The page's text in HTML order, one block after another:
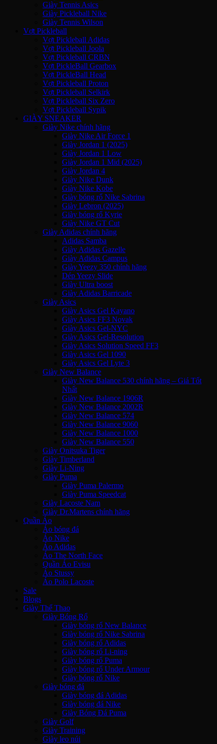
Giày Tennis Asics
Giày Pickleball Nike
Giày Tennis Wilson
Vợt Pickleball
Vợt Pickleball Adidas
Vợt Pickleball Joola
Vợt Pickleball CRBN
Vợt PickleBall Gearbox
Vợt PickleBall Head
Vợt Pickleball Proton
Vợt Pickleball Selkirk
Vợt Pickleball Six Zero
Vợt Pickleball Sypik
GIÀY SNEAKER
Giày Nike chính hãng
Giày Nike Air Force 1
Giày Jordan 1 (2025)
Giày Jordan 1 Low
Giày Jordan 1 Mid (2025)
Giày Jordan 4
Giày Nike Dunk
Giày Nike Kobe
Giày bóng rổ Nike Sabrina
Giày Lebron (2025)
Giày bóng rổ Kyrie
Giày Nike GT Cut
Giày Adidas chính hãng
Adidas Samba
Giày Adidas Gazelle
Giày Adidas Campus
Giày Yeezy 350 chính hãng
Dép Yeezy Slide
Giày Ultra boost
Giày Adidas Barricade
Giày Asics
Giày Asics Gel Kayano
Giày Asics FF3 Novak
Giày Asics Gel-NYC
Giày Asics Gel-Resolution
Giày Asics Solution Speed FF3
Giày Asics Gel 1090
Giày Asics Gel Lyte 3
Giày New Balance
Giày New Balance 530 chính hãng – Giá Tốt
Nhất
Giày New Balance 1906R
Giày New Balance 2002R
Giày New Balance 574
Giày New Balance 9060
Giày New Balance 1000
Giày New Balance 550
Giày Onitsuka Tiger
Giày Timberland
Giày Li-Ning
Giày Puma
Giày Puma Palermo
Giày Puma Speedcat
Giày Lacoste Nam
Giày Dr.Martens chính hãng
Quần Áo
Áo bóng đá
Áo Nike
Áo Adidas
Áo The North Face
Quần Áo Evisu
Áo Stussy
Áo Polo Lacoste
Sale
Blogs
Giày Thể Thao
Giày Bóng Rổ
Giày bóng rổ New Balance
Giày bóng rổ Nike Sabrina
Giày bóng rổ Adidas
Giày bóng rổ Li-ning
Giày bóng rổ Puma
Giày bóng rổ Under Armour
Giày bóng rổ Nike
Giày bóng đá
Giày bóng đá Adidas
Giày bóng đá Nike
Giày Bóng Đá Puma
Giày Golf
Giày Training
Giày leo núi